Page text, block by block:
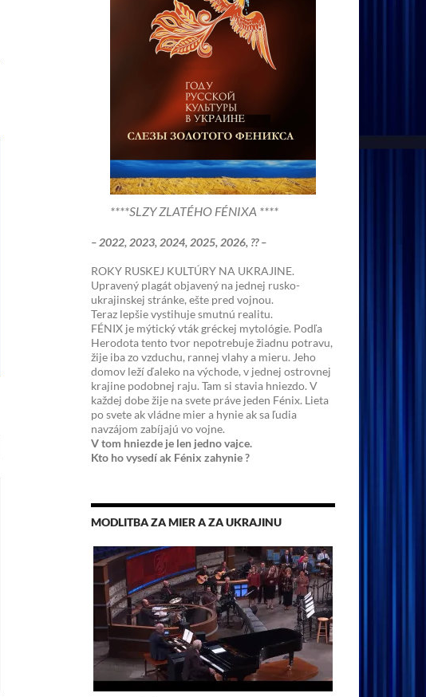
****SLZY ZLATÉHO FÉNIXA ****
– 2022, 2023, 2024, 2025, 2026, ?? –
ROKY RUSKEJ KULTÚRY NA UKRAJINE.
Upravený plagát objavený na jednej rusko-
ukrajinskej stránke, ešte pred vojnou.
Teraz lepšie vystihuje smutnú realitu.
FÉNIX je mýtický vták gréckej mytológie. Podľa
Herodota tento tvor nepotrebuje žiadnu potravu,
žije iba zo vzduchu, rannej vlahy a mieru. Jeho
domov leží ďaleko na východe, v jednej ostrovnej
krajine podobnej raju. Tam si stavia hniezdo. V
každej dobe žije na svete práve jeden Fénix. Lieta
po svete ak vládne mier a hynie ak sa ľudia
navzájom zabíjajú vo vojne.
V tom hniezde je len jedno vajce.
Kto ho vysedí ak Fénix zahynie ?
MODLITBA ZA MIER A ZA UKRAJINU